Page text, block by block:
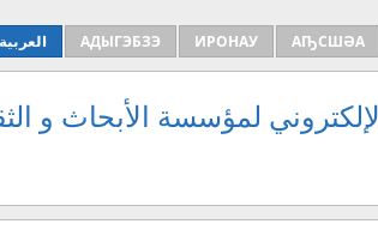
العربية АДЫГЭБЗЭ ИРОНАУ АҦСШӘА
لمؤسسة الأبحاث و